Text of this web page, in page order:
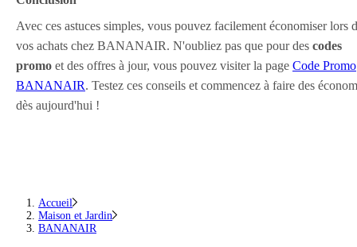
Avec ces astuces simples, vous pouvez facilement économiser lors
vos achats chez BANANAIR. N'oubliez pas que pour des codes
promo et des offres à jour, vous pouvez visiter la page Code Promo
BANANAIR. Testez ces conseils et commencez à faire des
dès aujourd'hui !
Accueil
Maison et Jardin
BANANAIR